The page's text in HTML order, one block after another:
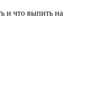
и что выпить на